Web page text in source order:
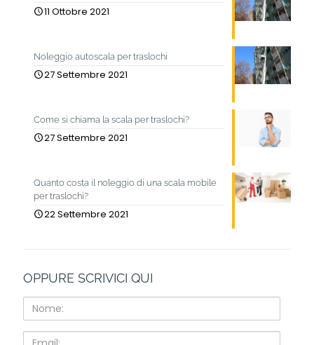
11 Ottobre 2021
Noleggio autoscala per traslochi
27 Settembre 2021
Come si chiama la scala per traslochi?
27 Settembre 2021
Quanto costa il noleggio di una scala mobile
per traslochi?
22 Settembre 2021
OPPURE SCRIVICI QUI
Nome:
Email: